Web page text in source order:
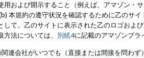
用および開示すること（例えば、アマゾン・
本規約の遵守状況を確認するために乙のサ
して、乙のサイトに表示された乙のロゴおよ
法については、 別紙4に記載のアマゾンプ
連会社がいつでも（直接または間接を問わ